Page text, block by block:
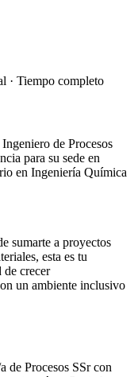
· Tiempo completo
de Procesos
para su sede en
en Ingeniería Química
sumarte a proyectos
esta es tu
crecer
un ambiente inclusivo
de Procesos SSr con